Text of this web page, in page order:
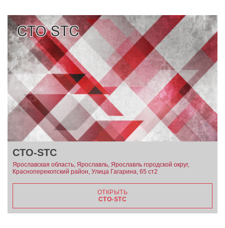
СТО-STC
Ярославская область, Ярославль, Ярославль городской округ,
Красноперекопский район, Улица Гагарина, 65 ст2
ОТКРЫТЬ
СТО-STC